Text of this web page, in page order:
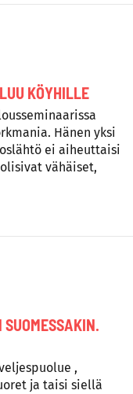
KÖYHILLE
Hänen yksi
ei aiheuttaisi
vähäiset,
,
ja taisi siellä